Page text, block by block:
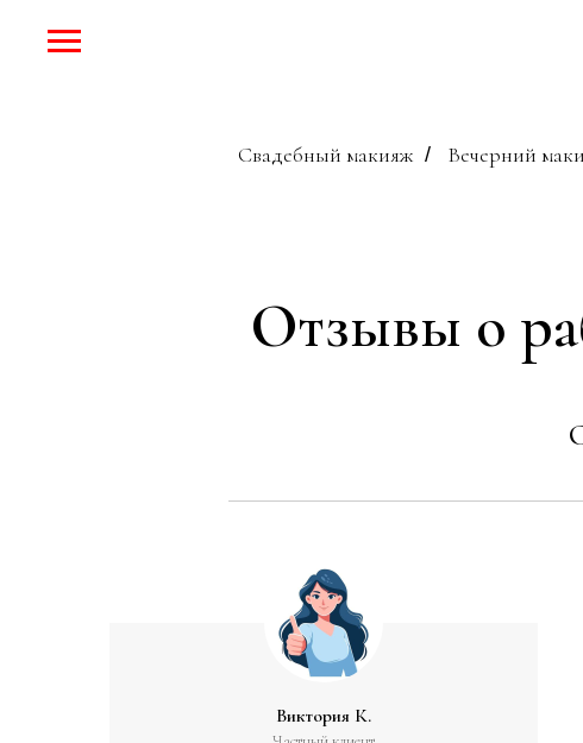
Свадебный макияж / Вечерний
Отзывы о
Виктория К.